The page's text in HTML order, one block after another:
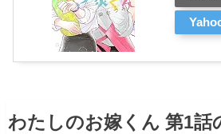
わたしのお嫁くん 第1話